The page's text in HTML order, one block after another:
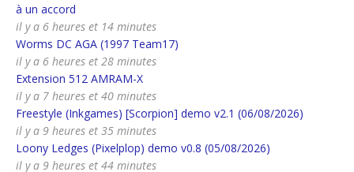
à un accord
il y a 6 heures et 14 minutes
Worms DC AGA (1997 Team17)
il y a 6 heures et 28 minutes
Extension 512 AMRAM-X
il y a 7 heures et 40 minutes
Freestyle (Inkgames) [Scorpion] demo v2.1 (06/08/2026)
il y a 9 heures et 35 minutes
Loony Ledges (Pixelplop) demo v0.8 (05/08/2026)
il y a 9 heures et 44 minutes